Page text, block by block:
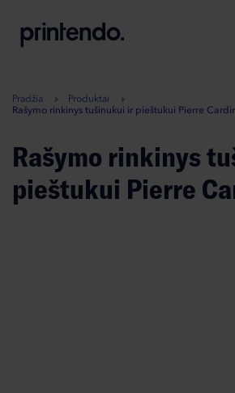
A
Pradžia
Produktai
Rašymo rinkinys tušinukui ir pieštukui Pierre
Rašymo rinkinys tušinukui ir
pieštukui Pierre